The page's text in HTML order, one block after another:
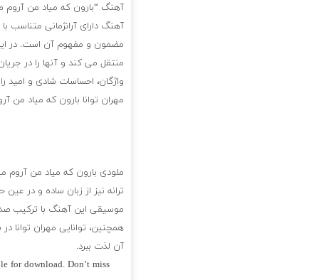
آهنگ “بارون که میاد من آروم
آهنگ دارای آرانژمانی متناسب
مضمون و مفهوم آن است. در
منتقل می کند و آنها را در
واژگان، احساسات شادی و
مهران توانا بارون که میاد من
ملودی بارون که میاد من آروم
ترانه نیز از زبان ساده و در
موسیقی این آهنگ با ترکیب
همچنین، توانایی مهران
آن لذت ببرد.
for download. Don’t miss